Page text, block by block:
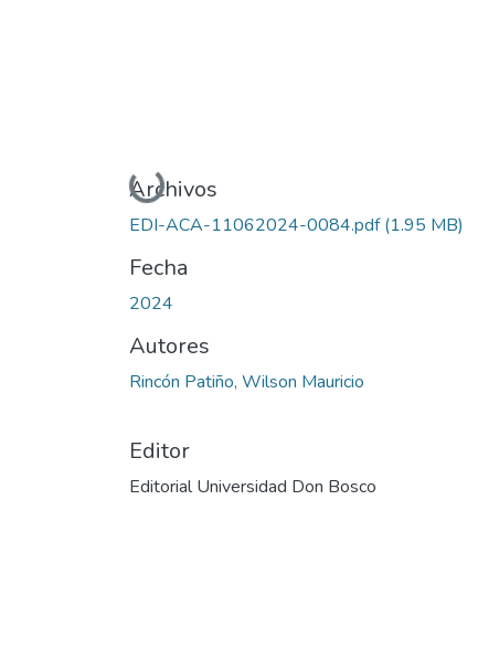
Cargando...
Archivos
EDI-ACA-11062024-0084.pdf(1.95 MB)
Fecha
2024
Autores
Rincón Patiño, Wilson Mauricio
Editor
Editorial Universidad Don Bosco